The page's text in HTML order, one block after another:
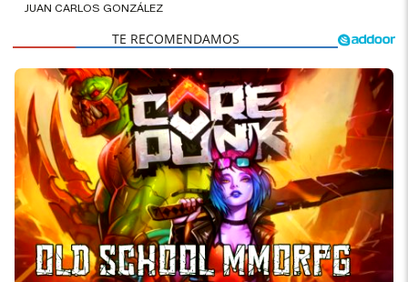
JUAN CARLOS GONZÁLEZ